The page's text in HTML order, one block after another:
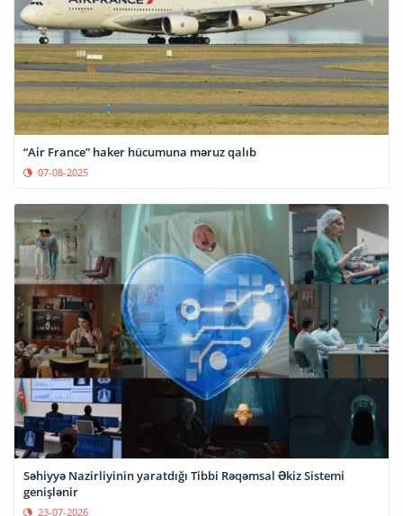
“Air France” haker hücumuna məruz qalıb
07-08-2025
Səhiyyə Nazirliyinin yaratdığı Tibbi Rəqəmsal Əkiz Sistemi
genişlənir
23-07-2026